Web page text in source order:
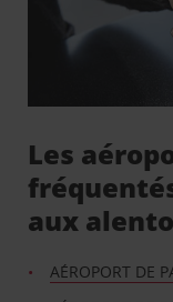
Les
aux
AÉROPORT DE